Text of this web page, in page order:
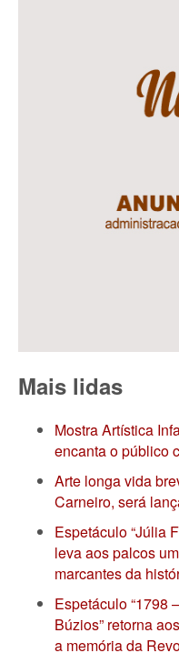
Mais lidas
Mostra Artística
encanta o público
Arte longa vida
Carneiro, será
Espetáculo “Júlia
leva aos palcos
marcantes da
Espetáculo “1798
Búzios” retorna
a memória da